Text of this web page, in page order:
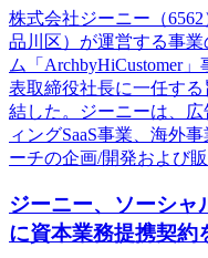
株式会社ジーニー（
品川区）が運営する事
ム「ArchbyHiCustomer
表取締役社長に一任す
結した。ジーニーは、
ィングSaaS事業、海外
ーチの企画/開発および
ジーニー、ソーシャ
に資本業務提携契約